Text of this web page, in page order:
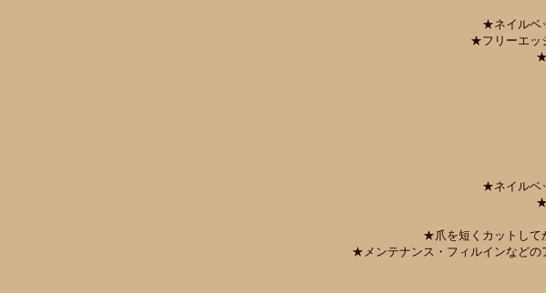
★ネイルベ
★フリーエッ
★
★ネイルベ
★
★爪を短くカットして
★メンテナンス・フィルインなどの